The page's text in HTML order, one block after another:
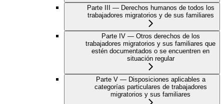
Parte III — Derechos humanos de todos los
trabajadores migratorios y de sus familiares
Parte IV — Otros derechos de los
trabajadores migratorios y sus familiares que
estén documentados o se encuentren en
situación regular
Parte V — Disposiciones aplicables a
categorías particulares de trabajadores
migratorios y sus familiares